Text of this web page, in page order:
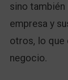
sino
empresa y
otros, lo que
negocio.